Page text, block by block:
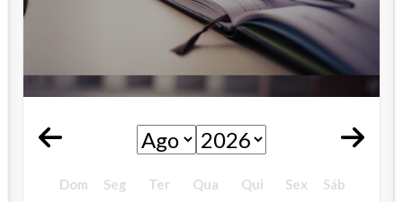
Dom Seg Ter Qua Qui Sex
Sáb